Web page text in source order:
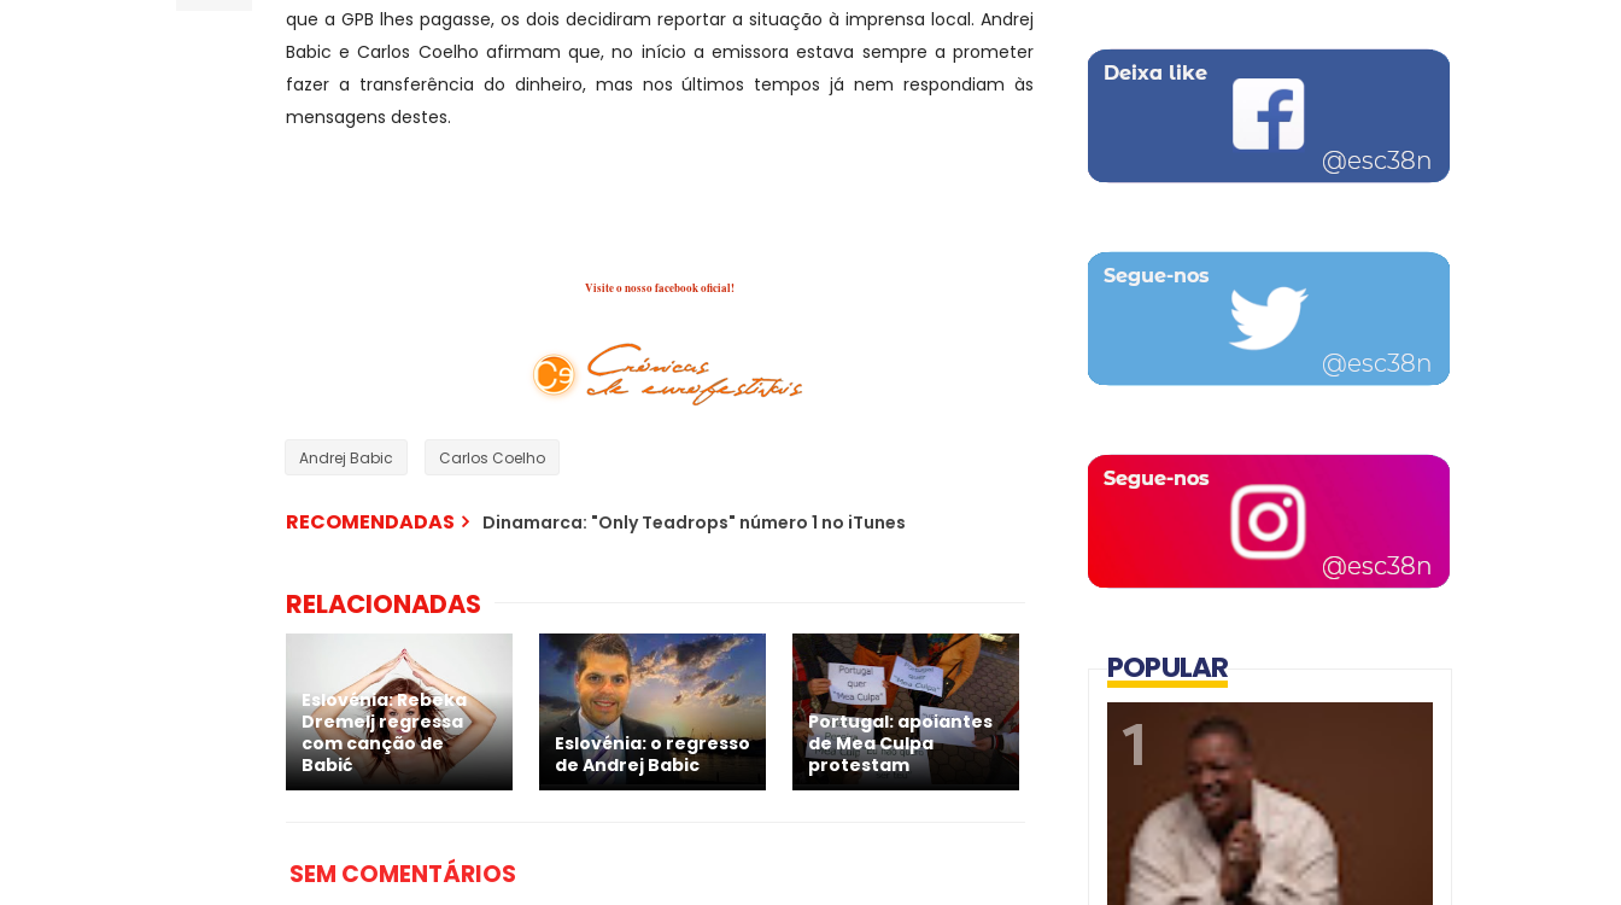
que a GPB lhes pagasse, os dois decidiram reportar a situação à imprensa local. Andrej
Babic e Carlos Coelho afirmam que, no início a emissora estava sempre a prometer
fazer a transferência do dinheiro, mas nos últimos tempos já nem respondiam às
mensagens destes.
Visite o nosso facebook oficial!
Andrej Babic Carlos Coelho
RECOMENDADAS Dinamarca: "Only Teadrops" número 1 no iTunes
RELACIONADAS
Eslovénia: Rebeka
Dremelj regressa
com canção de
Babić
Eslovénia: o regresso
de Andrej Babic
Portugal: apoiantes
de Mea Culpa
protestam
SEM COMENTÁRIOS
POPULAR